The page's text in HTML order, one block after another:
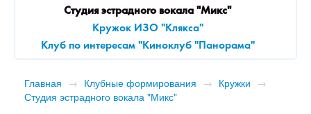
Студия эстрадного вокала "Микс"
Кружок ИЗО "Клякса"
Клуб по интересам "Киноклуб "Панорама"
Главная → Клубные формирования → Кружки →
Студия эстрадного вокала "Микс"